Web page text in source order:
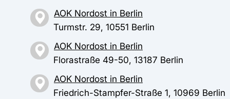
AOK Nordost in Berlin
Turmstr. 29, 10551 Berlin
AOK Nordost in Berlin
Florastraße 49-50, 13187 Berlin
AOK Nordost in Berlin
Friedrich-Stampfer-Straße 1, 10969 Berlin